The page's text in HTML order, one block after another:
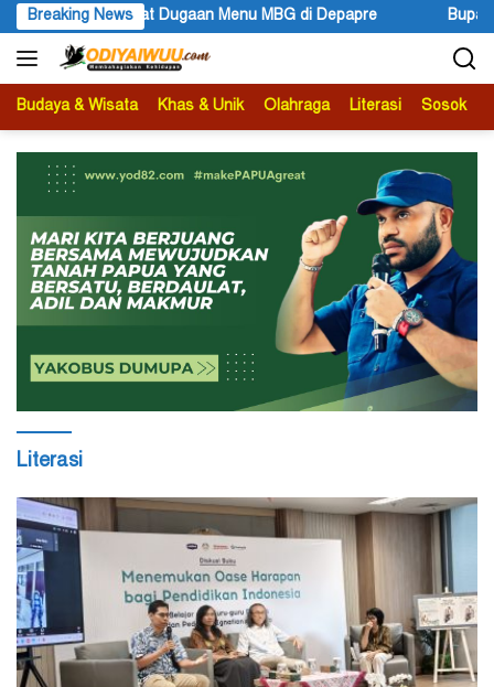
Langsung
ke
konten
Breaking News
MBG di Depapre Bupati Kabupaten Jayawijaya Atenius
Budaya & Wisata Khas & Unik Olahraga Literasi Sosok
Literasi